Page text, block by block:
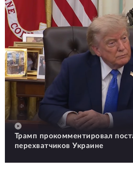
Трамп прокомментировал
перехватчиков Украине